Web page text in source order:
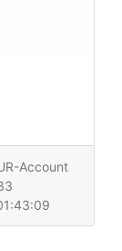
Account